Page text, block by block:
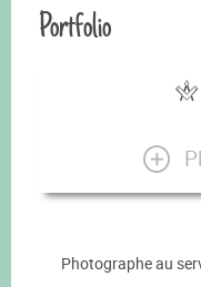
Portfolio
Photographe au